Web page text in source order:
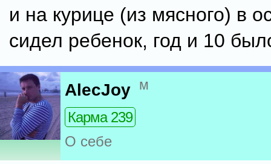
и на курице (из мясного) в
сидел ребенок, год и 10
AlecJoy м
Карма 239
О себе